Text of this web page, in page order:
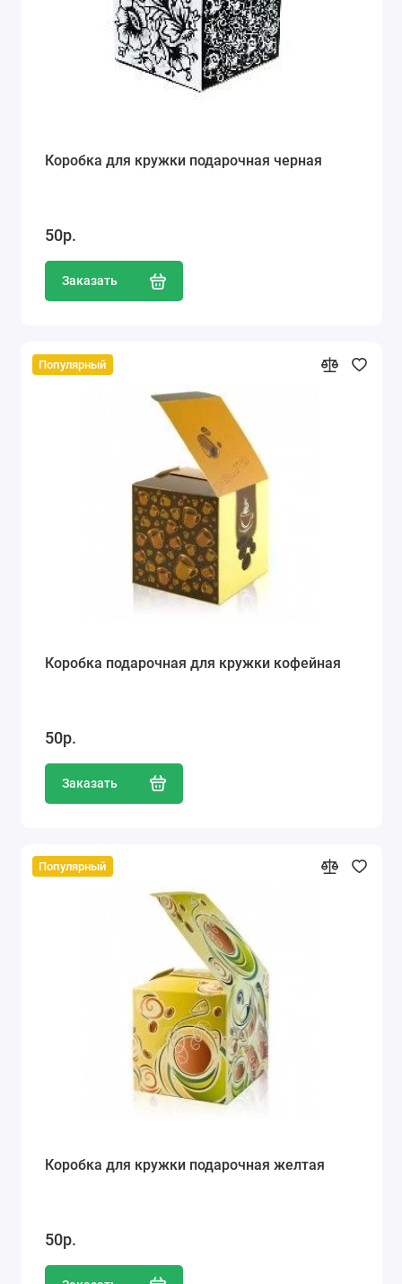
Коробка для кружки подарочная черная
50р.
Заказать
Популярный
Коробка подарочная для кружки кофейная
50р.
Заказать
Популярный
Коробка для кружки подарочная желтая
50р.